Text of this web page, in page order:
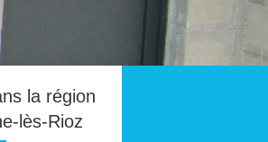
la région
lès-Rioz